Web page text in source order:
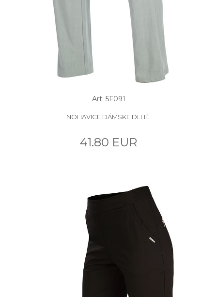
Art: 5F091
NOHAVICE DÁMSKE DLHÉ.
41.80 EUR